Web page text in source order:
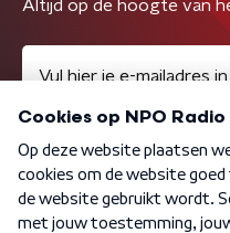
Altijd op de hoogte van
Algemene voorwaarden